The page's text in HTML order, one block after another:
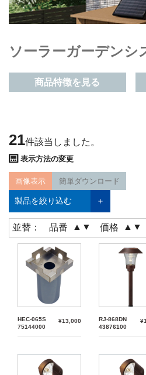
ソーラーガーデンシ
商品特徴を見る
21件該当しました。
表示方法の変更
画像表示 簡単ダウンロード
製品を絞り込む
並替： 品番 ▲ ▼ 価格 ▲ ▼
HEC-065S
75144000
¥13,000
RJ-868DN
43876100